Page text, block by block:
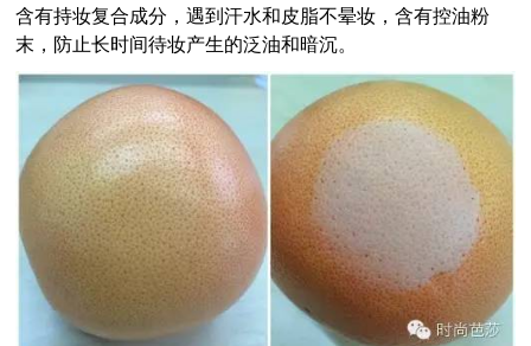
含有持妆复合成分，遇到汗水和皮脂不晕妆，含有控油粉
末，防止长时间待妆产生的泛油和暗沉。